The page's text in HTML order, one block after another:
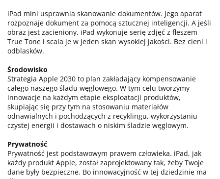
iPad mini usprawnia skanowanie dokumentów. Jego aparat
rozpoznaje dokument za pomocą sztucznej inteligencji. A jeśli
obraz jest zacieniony, iPad wykonuje serię zdjęć z fleszem
True Tone i scala je w jeden skan wysokiej jakości. Bez cieni i
odblasków.
Środowisko
Strategia Apple 2030 to plan zakładający kompensowanie
całego naszego śladu węglowego. W tym celu tworzymy
innowacje na każdym etapie eksploatacji produktów,
skupiając się przy tym na stosowaniu materiałów
odnawialnych i pochodzących z recyklingu, wykorzystaniu
czystej energii i dostawach o niskim śladzie węglowym.
Prywatność
Prywatność jest podstawowym prawem człowieka. iPad, jak
każdy produkt Apple, został zaprojektowany tak, żeby Twoje
dane były bezpieczne. Bo innowacyjność w tej dziedzinie ma